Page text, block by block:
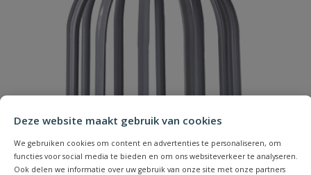
Deze website maakt gebruik van cookies
We gebruiken cookies om content en advertenties te personaliseren, om
functies voor social media te bieden en om ons websiteverkeer te analyseren.
Ook delen we informatie over uw gebruik van onze site met onze partners
Samenvatting
Beoordeling